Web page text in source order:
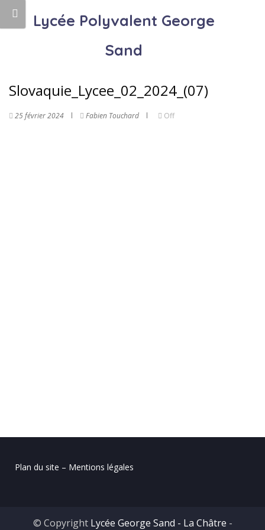
Lycée Polyvalent George
Sand
Slovaquie_Lycee_02_2024_(07)
25 février 2024 Fabien Touchard Off
Plan du site – Mentions légales
© Copyright Lycée George Sand - La Châtre -